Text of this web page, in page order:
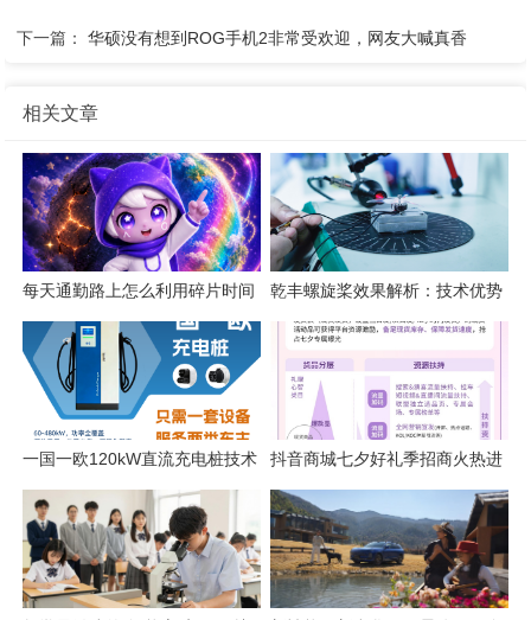
下一篇：华硕没有想到ROG手机2非常受欢迎，网友大喊真香
相关文章
每天通勤路上怎么利用碎片时间
练英语口语？
乾丰螺旋桨效果解析：技术优势
与应用价值
一国一欧120kW直流充电桩技术
解析
抖音商城七夕好礼季招商火热进
行中，爆单攻略轻松解锁！